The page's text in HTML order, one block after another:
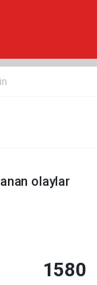
olaylar
1580